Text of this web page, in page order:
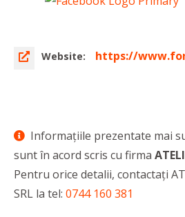
Website: https://
Informaţiile prezentate mai
sunt în acord scris cu firma
Pentru orice detalii, contactaţi
SRL la tel: 0744 160 381